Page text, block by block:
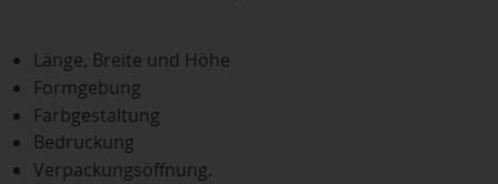
Länge, Breite und Höhe
Formgebung
Farbgestaltung
Bedruckung
Verpackungsöffnung.